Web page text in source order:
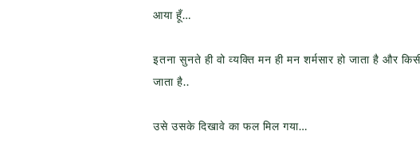
आया हूँ…
इतना सुनते ही वो व्यक्ति मन ही मन शर्मसार हो जाता है और
जाता है..
उसे उसके दिखावे का फल मिल गया…